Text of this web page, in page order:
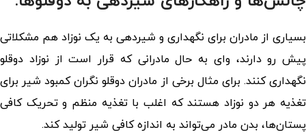
بسیاری از مادران برای نگهداری و شیردهی به یک نوزاد هم مشکلاتی
پیش رو دارند، وای به حال مادرانی که قرار است از نوزاد دوقلو
نگهداری کنند. برای مثال برخی از مادران دوقلو نگران کمبود شیر برای
تغذیه هر دو نوزاد هستند که اغلب با تغذیه منظم و تحریک کافی
پستان‌ها، بدن مادر می‌تواند به اندازه کافی شیر تولید کند.